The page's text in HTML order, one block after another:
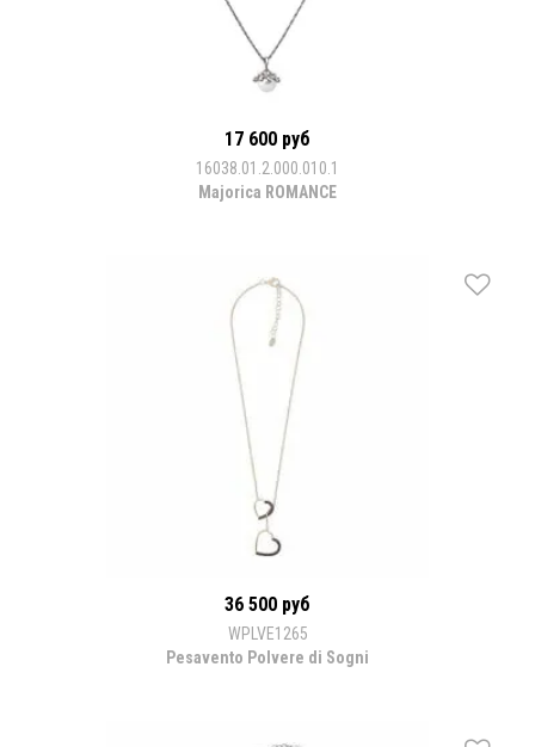
17 600 руб
16038.01.2.000.010.1
Majorica ROMANCE
36 500 руб
WPLVE1265
Pesavento Polvere di Sogni